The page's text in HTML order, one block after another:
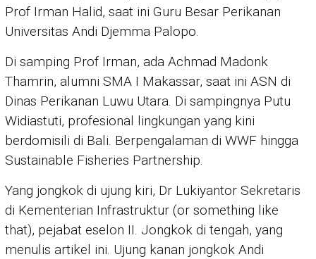
Prof Irman Halid, saat ini Guru Besar Perikanan
Universitas Andi Djemma Palopo.
Di samping Prof Irman, ada Achmad Madonk
Thamrin, alumni SMA I Makassar, saat ini ASN di
Dinas Perikanan Luwu Utara. Di sampingnya Putu
Widiastuti, profesional lingkungan yang kini
berdomisili di Bali. Berpengalaman di WWF hingga
Sustainable Fisheries Partnership.
Yang jongkok di ujung kiri, Dr Lukiyantor Sekretaris
di Kementerian Infrastruktur (or something like
that), pejabat eselon II. Jongkok di tengah, yang
menulis artikel ini. Ujung kanan jongkok Andi